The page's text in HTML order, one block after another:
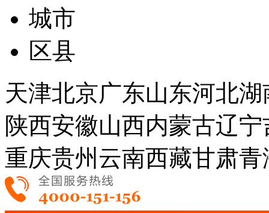
城市
区县
天津北京广东山东河北湖
陕西安徽山西内蒙古辽宁
重庆贵州 云南西藏甘肃青